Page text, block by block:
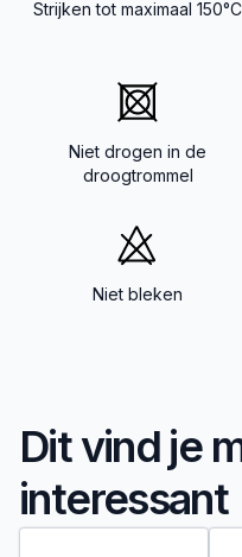
Strijken tot maximaal 150°C
Niet drogen in de
droogtrommel
Niet bleken
Dit vind je
interessant